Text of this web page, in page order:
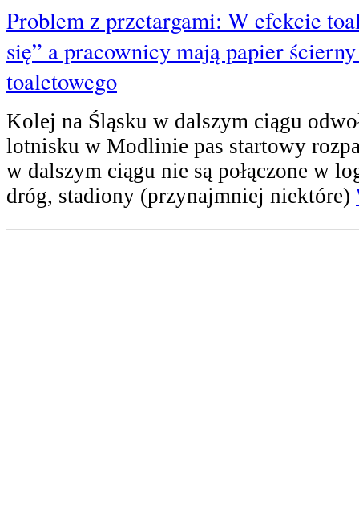
Problem z przetargami: W efekcie
się” a pracownicy mają papier
toaletowego
Kolej na Śląsku w dalszym ciągu
lotnisku w Modlinie pas startowy
w dalszym ciągu nie są połączone w
dróg, stadiony (przynajmniej niektóre)